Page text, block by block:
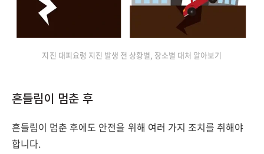
지진 대피요령 지진 발생 전 상황별, 장소별 대처 알아보기
흔들림이 멈춘 후
흔들림이 멈춘 후에도 안전을 위해 여러 가지 조치를 취해야
합니다.